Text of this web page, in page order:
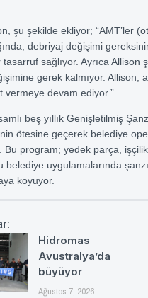
şu şekilde ekliyor; “AMT’ler
debriyaj değişimi
sağlıyor. Ayrıca Allison
gerek kalmıyor. Allison,
vermeye devam ediyor.”
beş yıllık Genişletilmiş
ötesine geçerek belediye
Bu program; yedek parça,
belediye uygulamalarında
koyuyor.
Hidromas
Avustralya’da
büyüyor
Ağustos 7, 2026